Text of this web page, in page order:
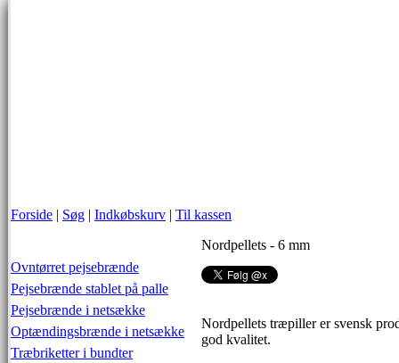
Forside | Søg | Indkøbskurv | Til kassen
Ovntørret pejsebrænde
Pejsebrænde stablet på palle
Pejsebrænde i netsække
Optændingsbrænde i netsække
Træbriketter i bundter
Nordpellets - 6 mm
Nordpellets træpiller er svensk
god kvalitet.